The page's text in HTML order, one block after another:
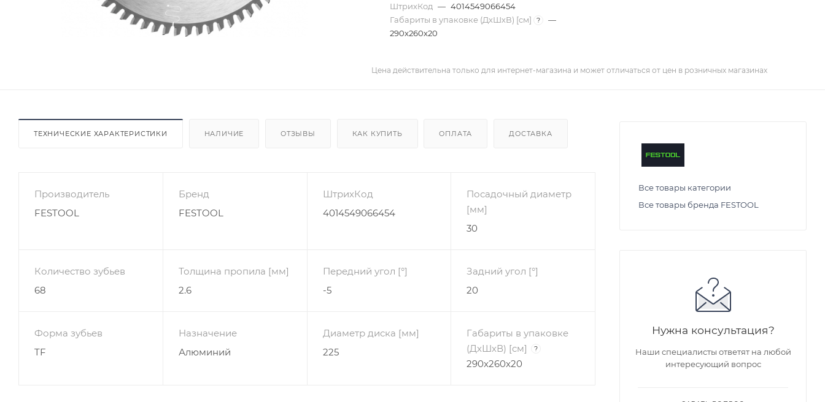
ШтрихКод — 4014549066454
Габариты в упаковке (ДхШхВ) [cм]
?
—
290x260x20
Цена действительна только для интернет-магазина и может отличаться от цен в розничных магазинах
ТЕХНИЧЕСКИЕ ХАРАКТЕРИСТИКИ НАЛИЧИЕ ОТЗЫВЫ КАК КУПИТЬ ОПЛАТА ДОСТАВКА
Производитель
FESTOOL
Бренд
FESTOOL
ШтрихКод
4014549066454
Посадочный диаметр
[мм]
30
Количество зубьев
68
Толщина пропила [мм]
2.6
Передний угол [°]
-5
Задний угол [°]
20
Форма зубьев
TF
Назначение
Алюминий
Диаметр диска [мм]
225
Габариты в упаковке
(ДхШхВ) [cм]
?
290x260x20
Все товары категории
Все товары бренда FESTOOL
Нужна консультация?
Наши специалисты ответят на любой
интересующий вопрос